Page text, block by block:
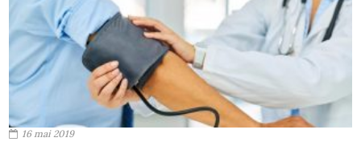
16 mai 2019